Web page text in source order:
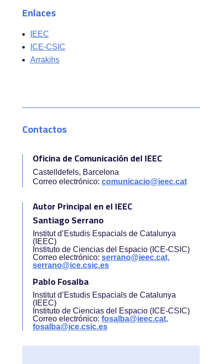
Enlaces
IEEC
ICE-CSIC
Arrakihs
Contactos
Oficina de Comunicación del IEEC
Castelldefels, Barcelona
Correo electrónico: comunicacio@ieec.cat
Autor Principal en el IEEC
Santiago Serrano
Institut d’Estudis Espacials de Catalunya
(IEEC)
Instituto de Ciencias del Espacio (ICE-CSIC)
Correo electrónico: serrano@ieec.cat,
serrano@ice.csic.es
Pablo Fosalba
Institut d’Estudis Espacials de Catalunya
(IEEC)
Instituto de Ciencias del Espacio (ICE-CSIC)
Correo electrónico: fosalba@ieec.cat,
fosalba@ice.csic.es